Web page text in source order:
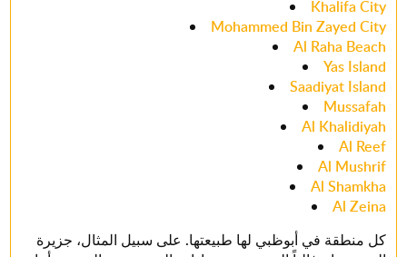
Khalifa City
Mohammed Bin Zayed City
Al Raha Beach
Yas Island
Saadiyat Island
Mussafah
Al Khalidiyah
Al Reef
Al Mushrif
Al Shamkha
Al Zeina
كل منطقة في أبوظبي لها طبيعتها. على سبيل المثال، جزيرة